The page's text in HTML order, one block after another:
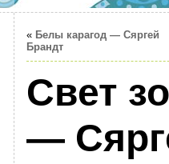
« Белы карагод — Сяргей
Брандт
Свет
—